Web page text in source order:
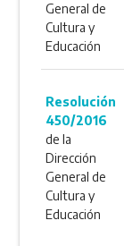
General de
Cultura y
Educación
Resolución
450/2016
de la
Dirección
General de
Cultura y
Educación